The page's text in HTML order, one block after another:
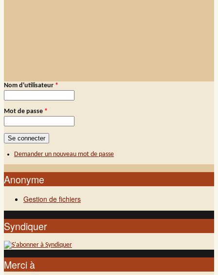
Connexion membre
Nom d'utilisateur *
Mot de passe *
Demander un nouveau mot de passe
Anonyme
Gestion de fichiers
Syndiquer
Merci à